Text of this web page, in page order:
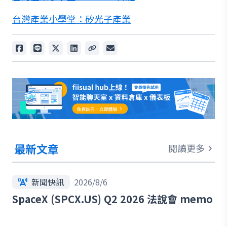
台灣產業小學堂：矽光子產業
最新文章 閱讀更多
新聞快訊 2026/8/6
SpaceX (SPCX.US) Q2 2026 法說會 memo